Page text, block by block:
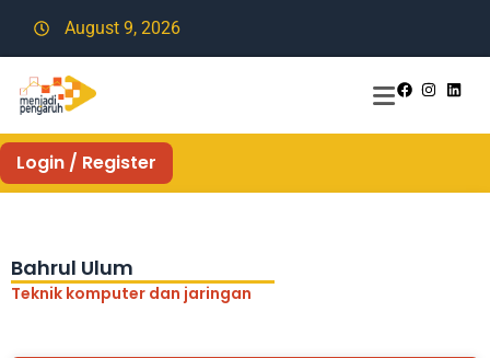
August 9, 2026
Login / Register
Bahrul Ulum
Teknik komputer dan jaringan